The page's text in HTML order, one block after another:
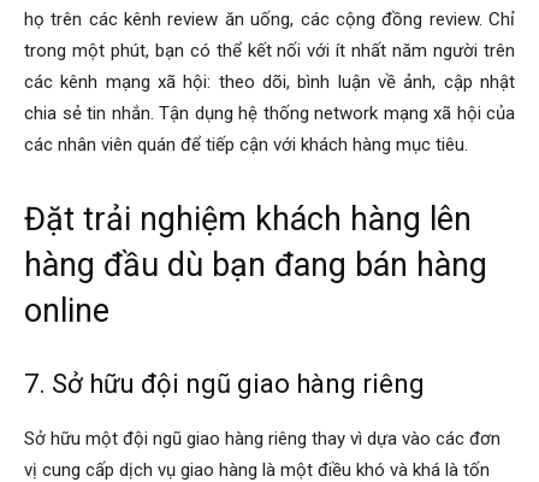
họ trên các kênh review ăn uống, các cộng đồng review. Chỉ
trong một phút, bạn có thể kết nối với ít nhất năm người trên
các kênh mạng xã hội: theo dõi, bình luận về ảnh, cập nhật
chia sẻ tin nhắn. Tận dụng hệ thống network mạng xã hội của
các nhân viên quán để tiếp cận với khách hàng mục tiêu.
Đặt trải nghiệm khách hàng lên
hàng đầu dù bạn đang bán hàng
online
7. Sở hữu đội ngũ giao hàng riêng
Sở hữu một đội ngũ giao hàng riêng thay vì dựa vào các đơn
vị cung cấp dịch vụ giao hàng là một điều khó và khá là tốn